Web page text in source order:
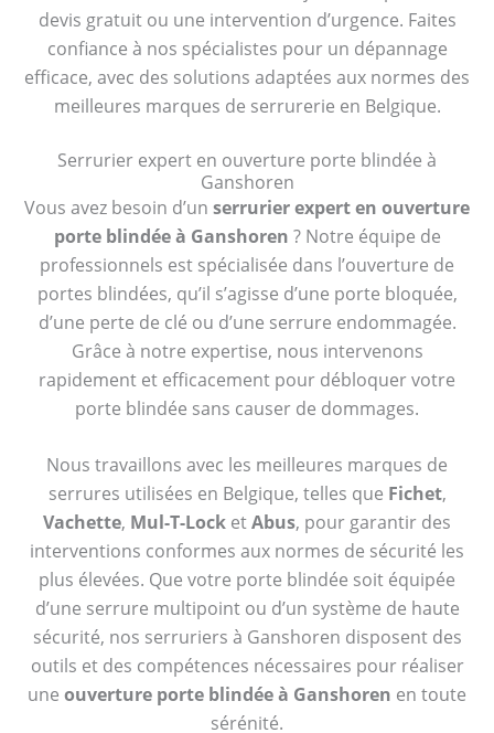
devis gratuit ou une intervention d’urgence. Faites
confiance à nos spécialistes pour un dépannage
efficace, avec des solutions adaptées aux normes des
meilleures marques de serrurerie en Belgique.
Serrurier expert en ouverture porte blindée à
Ganshoren
Vous avez besoin d’un serrurier expert en ouverture
porte blindée à Ganshoren ? Notre équipe de
professionnels est spécialisée dans l’ouverture de
portes blindées, qu’il s’agisse d’une porte bloquée,
d’une perte de clé ou d’une serrure endommagée.
Grâce à notre expertise, nous intervenons
rapidement et efficacement pour débloquer votre
porte blindée sans causer de dommages.
Nous travaillons avec les meilleures marques de
serrures utilisées en Belgique, telles que Fichet,
Vachette, Mul-T-Lock etAbus, pour garantir des
interventions conformes aux normes de sécurité les
plus élevées. Que votre porte blindée soit équipée
d’une serrure multipoint ou d’un système de haute
sécurité, nos serruriers à Ganshoren disposent des
outils et des compétences nécessaires pour réaliser
une ouverture porte blindée à Ganshoren en toute
sérénité.